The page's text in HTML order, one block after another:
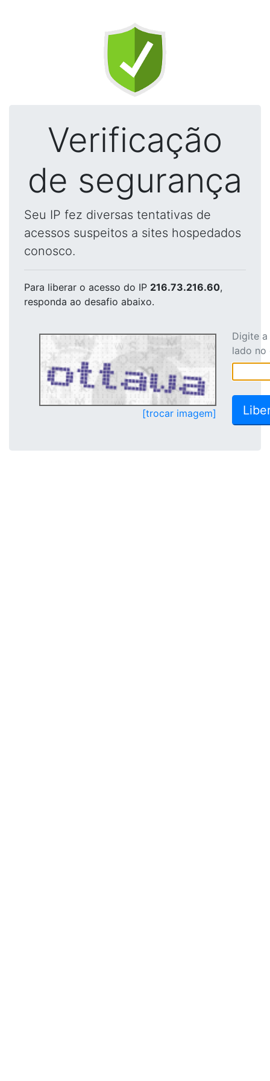
Verificação
de segurança
Seu IP fez diversas tentativas de
acessos suspeitos a sites hospedados
conosco.
Para liberar o acesso do IP 216.73.216.60,
responda ao desafio abaixo.
[trocar imagem]
Digite
lado no